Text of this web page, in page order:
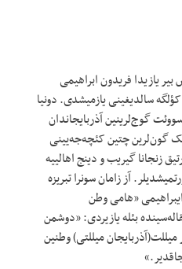
یازیدا فریدون ابراهیمی
سالدیغینی یازمیشدی. دونیا
گوج‌لرینین آذربایجاندان
گون‌لرین چتین کئچه‌جه‌یینی
زنجانا گیریب و دینج اهالییه
آز زامان سونرا تبریزه
«هامی وطن
بئله یازیردی: «دوشمن
میللتی) وطنین